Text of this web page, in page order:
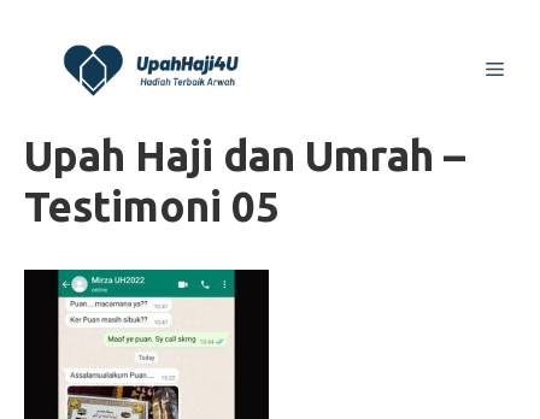
content
Upah Haji dan Umrah –
Testimoni 05